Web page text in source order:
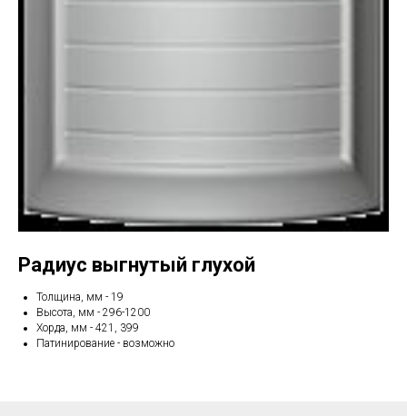
Радиус выгнутый глухой
Толщина, мм - 19
Высота, мм - 296-1200
Хорда, мм - 421, 399
Патинирование - возможно